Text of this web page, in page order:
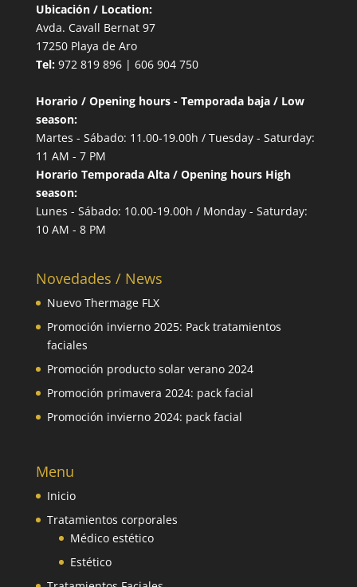
Ubicación / Location:
Avda. Cavall Bernat 97
17250 Playa de Aro
Tel:972 819 896 | 606 904 750
Horario / Opening hours - Temporada baja / Low
season:
Martes - Sábado: 11.00-19.00h / Tuesday - Saturday:
11 AM - 7 PM
Horario Temporada Alta / Opening hours High
season:
Lunes - Sábado: 10.00-19.00h / Monday - Saturday:
10 AM - 8 PM
Novedades / News
Nuevo Thermage FLX
Promoción invierno 2025: Pack tratamientos
faciales
Promoción producto solar verano 2024
Promoción primavera 2024: pack facial
Promoción invierno 2024: pack facial
Menu
Inicio
Tratamientos corporales
Médico estético
Estético